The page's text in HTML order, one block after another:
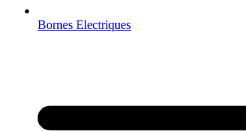
Bornes Electriques